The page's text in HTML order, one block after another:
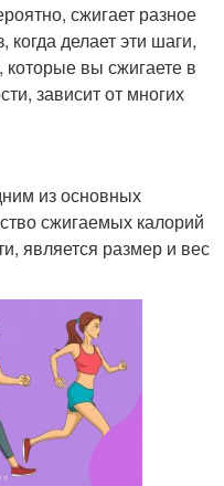
сжигает разное
делает эти шаги,
которые вы сжигаете в
зависит от многих
из основных
сжигаемых калорий
является размер и вес